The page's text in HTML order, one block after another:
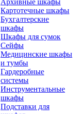
Архивные шкафы
Картотечные шкафы
Бухгалтерские
шкафы
Шкафы для сумок
Сейфы
Медицинские шкафы
и тумбы
Гардеробные
системы
Инструментальные
шкафы
Подставки для